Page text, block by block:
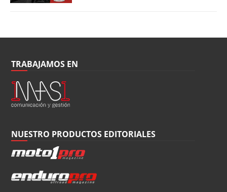
TRABAJAMOS EN
NUESTRO PRODUCTOS EDITORIALES